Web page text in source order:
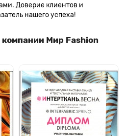
Доверие клиентов и
нашего успеха!
Мир Fashion